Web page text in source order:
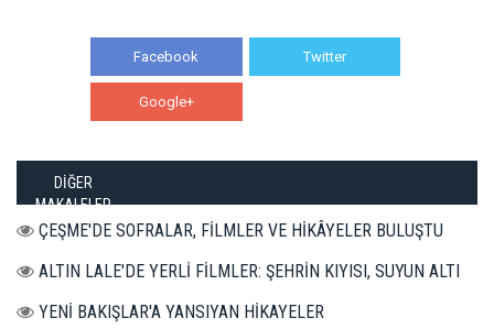
Facebook Twitter
Google+
DİĞER
MAKALELER
ÇEŞME'DE SOFRALAR, FİLMLER VE HİKÂYELER BULUŞTU
ALTIN LALE'DE YERLİ FİLMLER: ŞEHRİN KIYISI, SUYUN ALTI
YENİ BAKIŞLAR'A YANSIYAN HİKAYELER